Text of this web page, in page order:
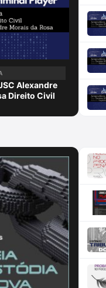
Alexandre
Direito Civil